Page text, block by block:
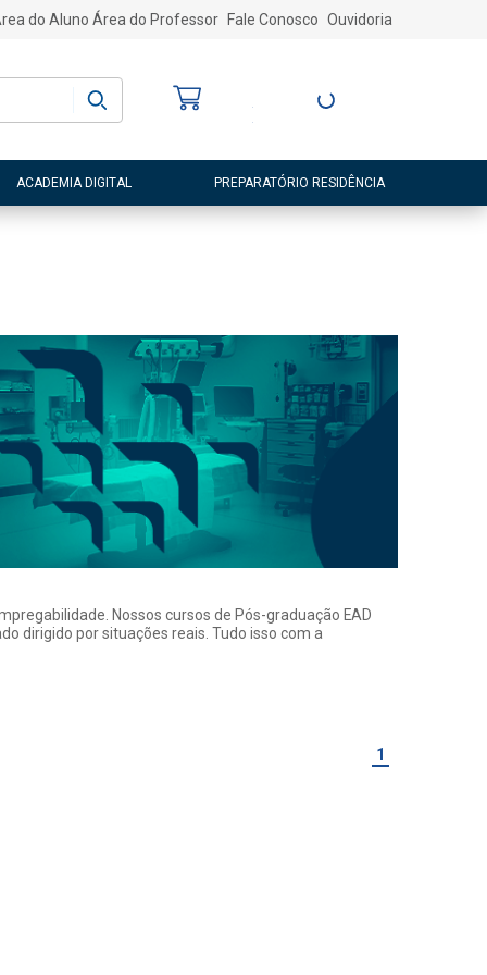
do Aluno Área do Professor Fale Conosco Ouvidoria
Entre ou Cadastre-
ACADEMIA DIGITAL PREPARATÓRIO RESIDÊNCIA
Nossos cursos de Pós-graduação EAD
dirigido por situações reais. Tudo isso com a
1